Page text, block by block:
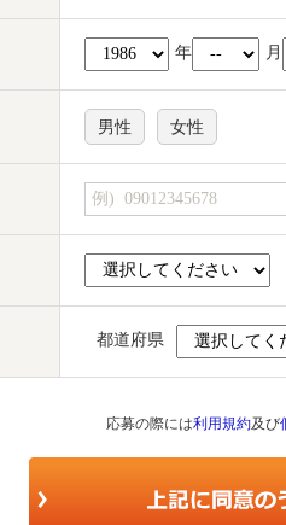
年 月
男性 女性
都道府県
応募の際には利用規約及び